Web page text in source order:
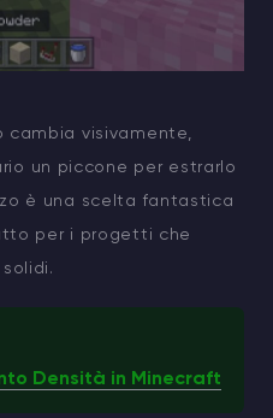
cambia visivamente,
un piccone per estrarlo
è una scelta fantastica
per i progetti che
Densità in Minecraft